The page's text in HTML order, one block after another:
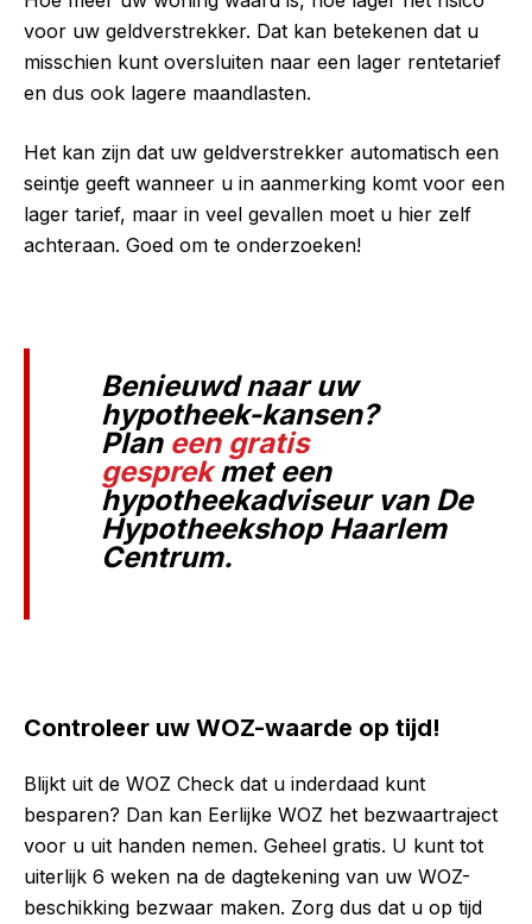
voor uw geldverstrekker. Dat kan betekenen dat u
misschien kunt oversluiten naar een lager rentetarief
en dus ook lagere maandlasten.
Het kan zijn dat uw geldverstrekker automatisch een
seintje geeft wanneer u in aanmerking komt voor een
lager tarief, maar in veel gevallen moet u hier zelf
achteraan. Goed om te onderzoeken!
Benieuwd naar uw
hypotheek-kansen?
Plan een gratis
gesprekmet een
hypotheekadviseur van De
Hypotheekshop Haarlem
Centrum.
Controleer uw WOZ-waarde op tijd!
Blijkt uit de WOZ Check dat u inderdaad kunt
besparen? Dan kan Eerlijke WOZ het bezwaartraject
voor u uit handen nemen. Geheel gratis. U kunt tot
uiterlijk 6 weken na de dagtekening van uw WOZ-
beschikking bezwaar maken. Zorg dus dat u op tijd